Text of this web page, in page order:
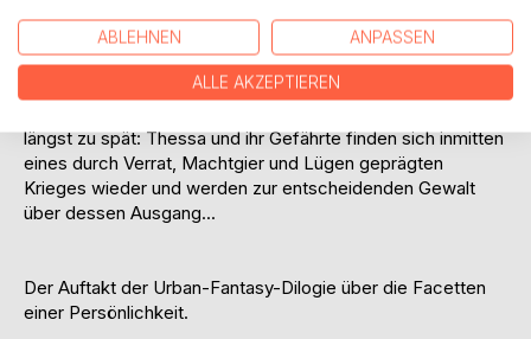
große Gefahr. Thessa wird in eine riskante Mission
verwickelt, ohne die genauen Hintergründe der Aufgabe zu
kennen. Nicht einmal der erfahrene Partner, der ihr zur
Seite steht, kann sie vor der Bedrohung in den Welten
längst zu spät: Thessa und ihr Gefährte finden sich inmitten
eines durch Verrat, Machtgier und Lügen geprägten
Krieges wieder und werden zur entscheidenden Gewalt
über dessen Ausgang...
Der Auftakt der Urban-Fantasy-Dilogie über die Facetten
einer Persönlichkeit.
ABLEHNEN ANPASSEN
ALLE AKZEPTIEREN